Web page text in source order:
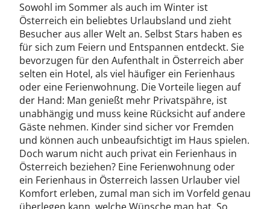
Sowohl im Sommer als auch im Winter ist
Österreich ein beliebtes Urlaubsland und zieht
Besucher aus aller Welt an. Selbst Stars haben es
für sich zum Feiern und Entspannen entdeckt. Sie
bevorzugen für den Aufenthalt in Österreich aber
selten ein Hotel, als viel häufiger ein Ferienhaus
oder eine Ferienwohnung. Die Vorteile liegen auf
der Hand: Man genießt mehr Privatspähre, ist
unabhängig und muss keine Rücksicht auf andere
Gäste nehmen. Kinder sind sicher vor Fremden
und können auch unbeaufsichtigt im Haus spielen.
Doch warum nicht auch privat ein Ferienhaus in
Österreich beziehen? Eine Ferienwohnung oder
ein Ferienhaus in Österreich lassen Urlauber viel
Komfort erleben, zumal man sich im Vorfeld genau